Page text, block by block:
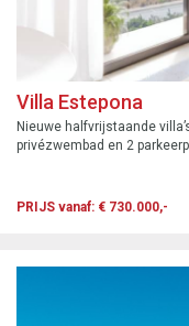
Villa Estepona
Nieuwe halfvrijstaande
privézwembad en 2
PRIJS vanaf: € 730.000,-